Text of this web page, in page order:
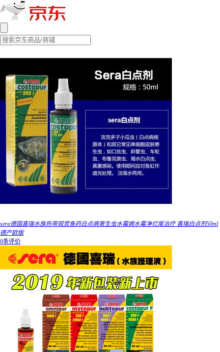
sera德国喜瑞水族热带观赏鱼药白点病寄生虫水霉病水霉净烂尾治疗 喜瑞白点剂50ml
德产欧版
0条评价